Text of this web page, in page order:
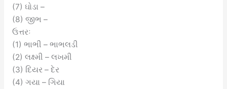
(7) ઘોડા –
(8) જીભ –
ઉત્તરઃ
(1) ભાભી – ભાભલડી
(2) લક્ષ્મી – લખમી
(3) દિયર – દેર
(4) ગયા – ગિયા